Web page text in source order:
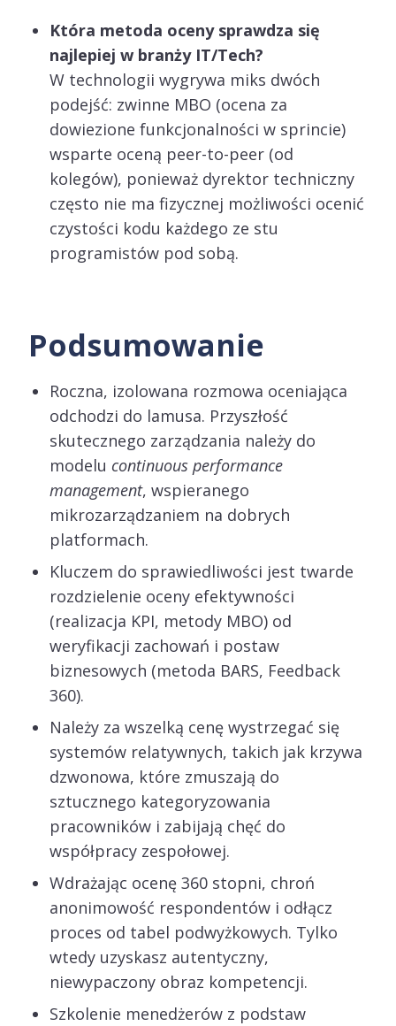
Która metoda oceny sprawdza się
najlepiej w branży IT/Tech?
W technologii wygrywa miks dwóch
podejść: zwinne MBO (ocena za
dowiezione funkcjonalności w sprincie)
wsparte oceną peer-to-peer (od
kolegów), ponieważ dyrektor techniczny
często nie ma fizycznej możliwości ocenić
czystości kodu każdego ze stu
programistów pod sobą.
Podsumowanie
Roczna, izolowana rozmowa oceniająca
odchodzi do lamusa. Przyszłość
skutecznego zarządzania należy do
modelu continuous performance
management, wspieranego
mikrozarządzaniem na dobrych
platformach.
Kluczem do sprawiedliwości jest twarde
rozdzielenie oceny efektywności
(realizacja KPI, metody MBO) od
weryfikacji zachowań i postaw
biznesowych (metoda BARS, Feedback
360).
Należy za wszelką cenę wystrzegać się
systemów relatywnych, takich jak krzywa
dzwonowa, które zmuszają do
sztucznego kategoryzowania
pracowników i zabijają chęć do
współpracy zespołowej.
Wdrażając ocenę 360 stopni, chroń
anonimowość respondentów i odłącz
proces od tabel podwyżkowych. Tylko
wtedy uzyskasz autentyczny,
niewypaczony obraz kompetencji.
Szkolenie menedżerów z podstaw